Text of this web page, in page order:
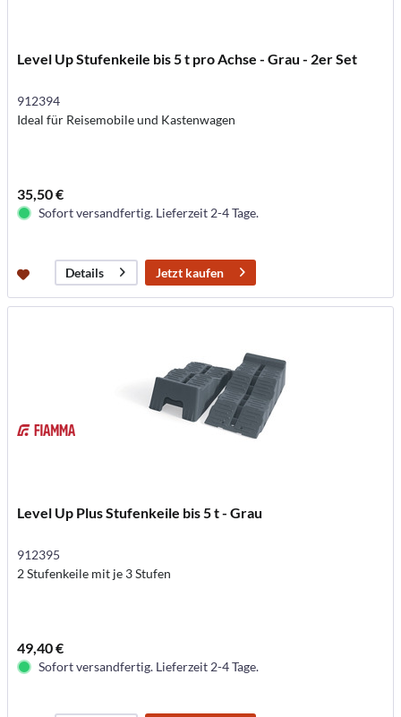
Level Up Stufenkeile bis 5 t pro Achse - Grau - 2er Set
912394
Ideal für Reisemobile und Kastenwagen
35,50 €
Sofort versandfertig. Lieferzeit 2-4 Tage.
Details Jetzt kaufen
Level Up Plus Stufenkeile bis 5 t - Grau
912395
2 Stufenkeile mit je 3 Stufen
49,40 €
Sofort versandfertig. Lieferzeit 2-4 Tage.